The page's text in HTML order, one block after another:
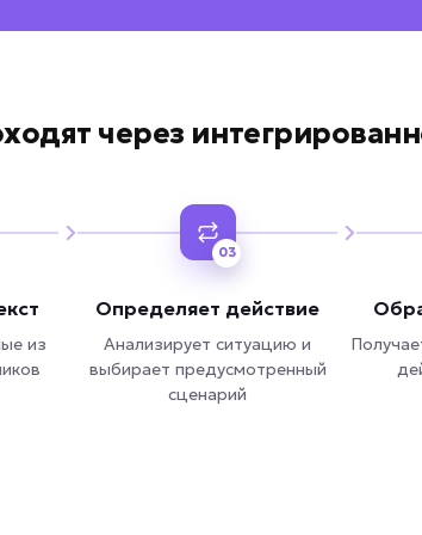
через
из
03
Определяет действие
Анализирует ситуацию и
выбирает предусмотренный
сценарий